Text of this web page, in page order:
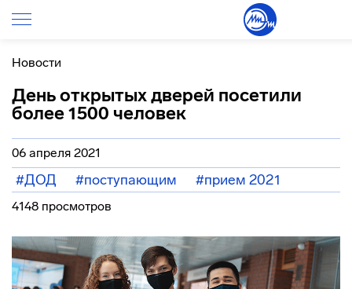
Новости
День открытых дверей посетили
более 1500 человек
06 апреля 2021
#ДОД #поступающим #прием 2021
4148 просмотров